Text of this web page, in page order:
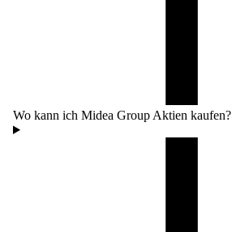
Wo kann ich Midea Group Aktien kaufen?